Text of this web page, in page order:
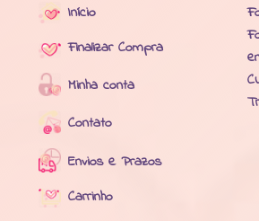
Início
Finalizar Compra
Minha conta
Contato
Envios e Prazos
Carrinho